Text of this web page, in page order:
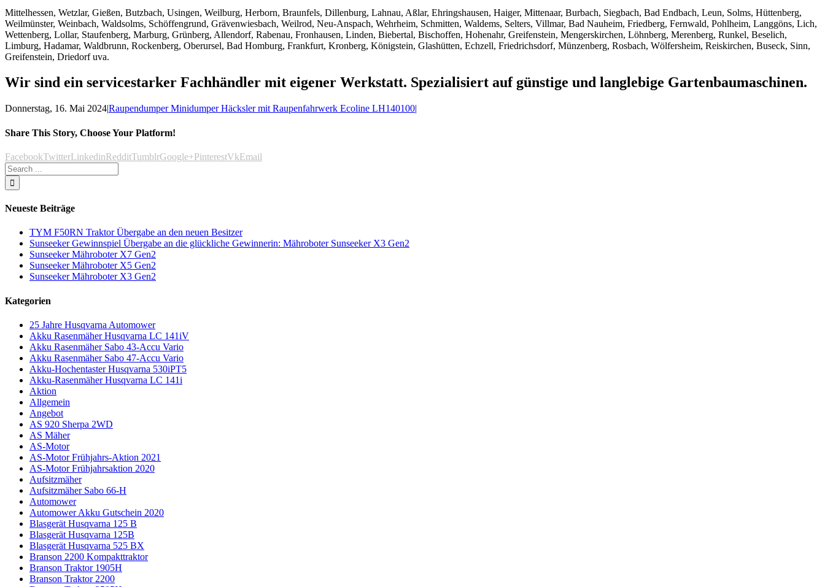
Mittelhessen, Wetzlar, Gießen, Butzbach, Usingen, Weilburg, Herborn, Braunfels, Dillenburg, Lahnau, Aßlar, Ehringshausen, Haiger, Mittenaar, Burbach, Siegbach, Bad Endbach, Leun, Solms, Hüttenberg,
Weilmünster, Weinbach, Waldsolms, Schöffengrund, Grävenwiesbach, Weilrod, Neu-Anspach, Wehrheim, Schmitten, Waldems, Selters, Villmar, Bad Nauheim, Friedberg, Fernwald, Pohlheim, Langgöns, Lich,
Wettenberg, Lollar, Staufenberg, Marburg, Grünberg, Allendorf, Rabenau, Fronhausen, Linden, Biebertal, Bischoffen, Hohenahr, Greifenstein, Mengerskirchen, Löhnberg, Merenberg, Runkel, Beselich,
Limburg, Hadamar, Waldbrunn, Rockenberg, Oberursel, Bad Homburg, Frankfurt, Kronberg, Königstein, Glashütten, Echzell, Friedrichsdorf, Münzenberg, Rosbach, Wölfersheim, Reiskirchen, Buseck, Sinn,
Greifenstein, Driedorf uva.
Wir sind ein servicestarker Fachhändler mit eigener Werkstatt. Spezialisiert auf günstige und langlebige Gartenbaumaschinen.
Donnerstag, 16. Mai 2024|Raupendumper Minidumper Häcksler mit Raupenfahrwerk Ecoline LH140100|
Share This Story, Choose Your Platform!
FacebookTwitterLinkedinRedditTumblrGoogle+PinterestVkEmail
Neueste Beiträge
TYM F50RN Traktor Übergabe an den neuen Besitzer
Sunseeker Gewinnspiel Übergabe an die glückliche Gewinnerin: Mähroboter Sunseeker X3 Gen2
Sunseeker Mähroboter X7 Gen2
Sunseeker Mähroboter X5 Gen2
Sunseeker Mähroboter X3 Gen2
Kategorien
25 Jahre Husqvarna Automower
Akku Rasenmäher Husqvarna LC 141iV
Akku Rasenmäher Sabo 43-Accu Vario
Akku Rasenmäher Sabo 47-Accu Vario
Akku-Hochentaster Husqvarna 530iPT5
Akku-Rasenmäher Husqvarna LC 141i
Aktion
Allgemein
Angebot
AS 920 Sherpa 2WD
AS Mäher
AS-Motor
AS-Motor Frühjahrs-Aktion 2021
AS-Motor Frühjahrsaktion 2020
Aufsitzmäher
Aufsitzmäher Sabo 66-H
Automower
Automower Akku Gutschein 2020
Blasgerät Husqvarna 125 B
Blasgerät Husqvarna 125B
Blasgerät Husqvarna 525 BX
Branson 2200 Kompakttraktor
Branson Traktor 1905H
Branson Traktor 2200